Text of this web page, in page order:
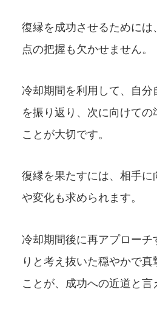
復縁を成功させるためには
点の把握も欠かせません。
冷却期間を利用して、自分
を振り返り、次に向けての
ことが大切です。
復縁を果たすには、相手に
や変化も求められます。
冷却期間後に再アプローチ
りと考え抜いた穏やかで真
ことが、成功への近道と言